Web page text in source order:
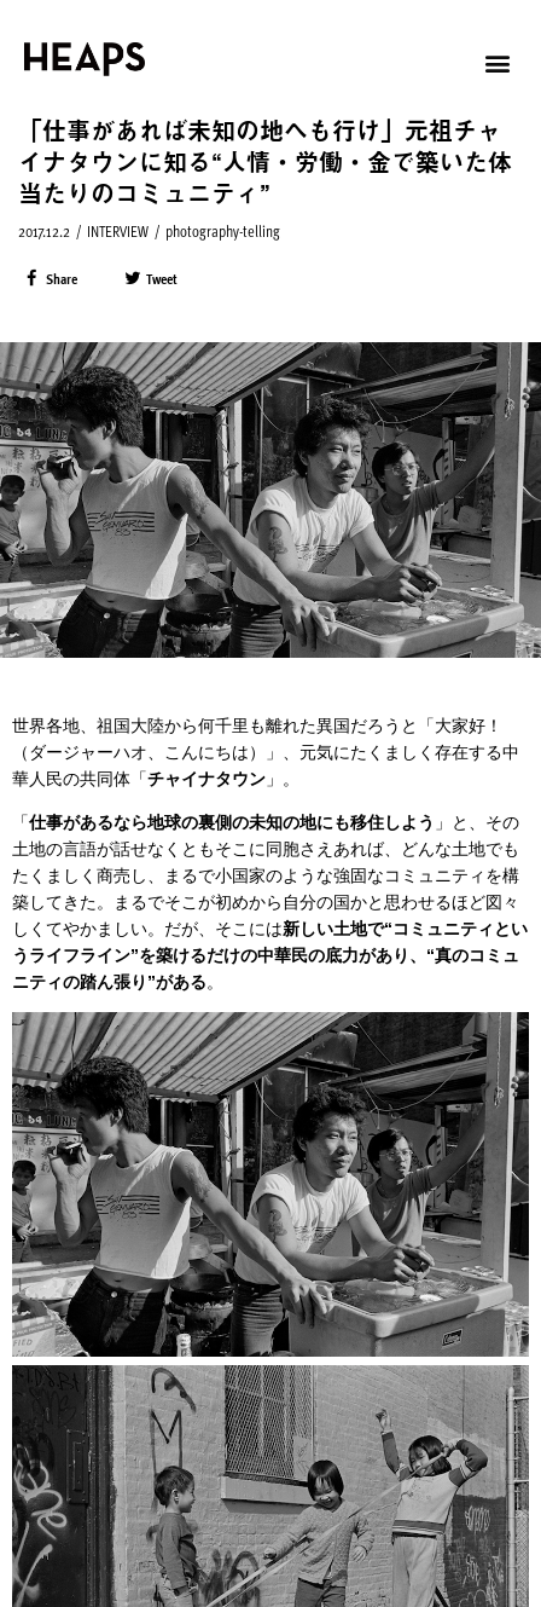
「仕事があれば未知の地へも行け」元祖チャ
イナタウンに知る“人情・労働・金で築いた体
当たりのコミュニティ”
2017.12.2 / INTERVIEW / photography-telling
Share Tweet
世界各地、祖国大陸から何千里も離れた異国だろうと「大家好！
（ダージャーハオ、こんにちは）」、元気にたくましく存在する中
華人民の共同体「チャイナタウン 」。
「仕事があるなら地球の裏側の未知の地にも移住しよう 」と、その
土地の言語が話せなくともそこに同胞さえあれば、どんな土地でも
たくましく商売し、まるで小国家のような強固なコミュニティを構
築してきた。まるでそこが初めから自分の国かと思わせるほど図々
しくてやかましい。だが、そこには新しい土地で“コミュニティとい
うライフライン”を築けるだけの中華民の底力があり、“真のコミュ
ニティの踏ん張り”がある。